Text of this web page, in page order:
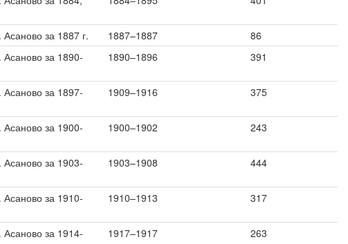
за 1887 г. 1887–1887
86
Асаново за 1890-
1890–1896 391
Асаново за 1897-
1909–1916 375
Асаново за 1900-
1900–1902 243
Асаново за 1903-
1903–1908 444
Асаново за 1910-
1910–1913 317
Асаново за 1914-
1917–1917 263